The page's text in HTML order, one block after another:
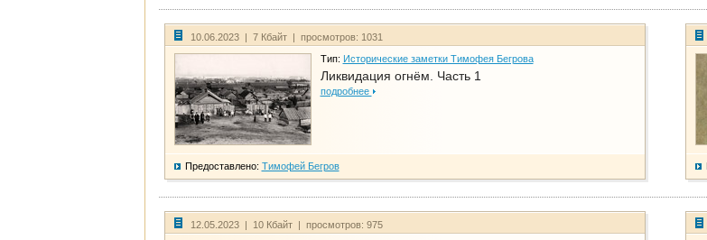
10.06.2023 | 7 Кбайт | просмотров: 1031
Тип: Исторические заметки Тимофея Бегрова
Ликвидация огнём. Часть 1
подробнее
Предоставлено: Тимофей Бегров
12.05.2023 | 10 Кбайт | просмотров: 975